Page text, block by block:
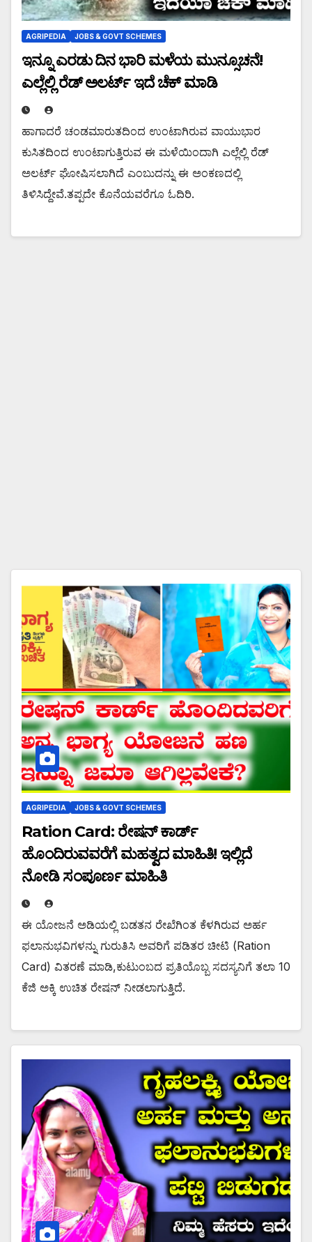
AGRIPEDIA JOBS & GOVT SCHEMES
ಇನ್ನೂ ಎರಡು ದಿನ ಭಾರಿ ಮಳೆಯ ಮುನ್ಸೂಚನೆ!
ಎಲ್ಲೆಲ್ಲಿ ರೆಡ್ ಅಲರ್ಟ್ ಇದೆ ಚೆಕ್ ಮಾಡಿ
ಹಾಗಾದರೆ ಚಂಡಮಾರುತದಿಂದ ಉಂಟಾಗಿರುವ ವಾಯುಭಾರ
ಕುಸಿತದಿಂದ ಉಂಟಾಗುತ್ತಿರುವ ಈ ಮಳೆಯಿಂದಾಗಿ ಎಲ್ಲೆಲ್ಲಿ ರೆಡ್
ಅಲರ್ಟ್ ಘೋಷಿಸಲಾಗಿದೆ ಎಂಬುದನ್ನು ಈ ಅಂಕಣದಲ್ಲಿ
ತಿಳಿಸಿದ್ದೇವೆ.ತಪ್ಪದೇ ಕೊನೆಯವರೆಗೂ ಓದಿರಿ.
AGRIPEDIA JOBS & GOVT SCHEMES
Ration Card: ರೇಷನ್ ಕಾರ್ಡ್
ಹೊಂದಿರುವವರೆಗೆ ಮಹತ್ವದ ಮಾಹಿತಿ! ಇಲ್ಲಿದೆ
ನೋಡಿ ಸಂಪೂರ್ಣ ಮಾಹಿತಿ
ಈ ಯೋಜನೆ ಅಡಿಯಲ್ಲಿ ಬಡತನ ರೇಖೆಗಿಂತ ಕೆಳಗಿರುವ ಅರ್ಹ
ಫಲಾನುಭವಿಗಳನ್ನು ಗುರುತಿಸಿ ಅವರಿಗೆ ಪಡಿತರ ಚೀಟಿ (Ration
Card) ವಿತರಣೆ ಮಾಡಿ,ಕುಟುಂಬದ ಪ್ರತಿಯೊಬ್ಬ ಸದಸ್ಯನಿಗೆ ತಲಾ 10
ಕೆಜಿ ಅಕ್ಕಿ ಉಚಿತ ರೇಷನ್ ನೀಡಲಾಗುತ್ತಿದೆ.